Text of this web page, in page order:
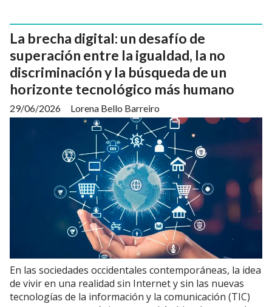
La brecha digital: un desafío de
superación entre la igualdad, la no
discriminación y la búsqueda de un
horizonte tecnológico más humano
Lorena Bello Barreiro
29/06/2026
En las sociedades occidentales contemporáneas, la idea
de vivir en una realidad sin Internet y sin las nuevas
tecnologías de la información y la comunicación (TIC)